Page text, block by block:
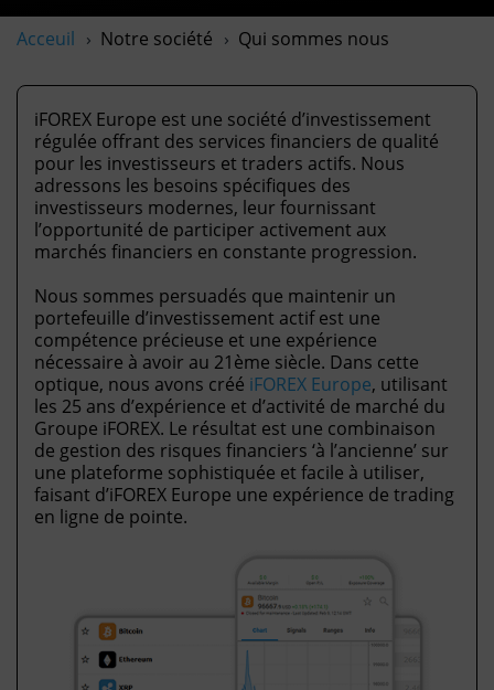
Acceuil Notre société Qui sommes nous
iFOREX Europe est une société d’investissement
régulée offrant des services financiers de qualité
pour les investisseurs et traders actifs. Nous
adressons les besoins spécifiques des
investisseurs modernes, leur fournissant
l’opportunité de participer activement aux
marchés financiers en constante progression.
Nous sommes persuadés que maintenir un
portefeuille d’investissement actif est une
compétence précieuse et une expérience
nécessaire à avoir au 21ème siècle. Dans cette
optique, nous avons créé iFOREX Europe, utilisant
les 25 ans d’expérience et d’activité de marché du
Groupe iFOREX. Le résultat est une combinaison
de gestion des risques financiers ‘à l’ancienne’ sur
une plateforme sophistiquée et facile à utiliser,
faisant d’iFOREX Europe une expérience de trading
en ligne de pointe.